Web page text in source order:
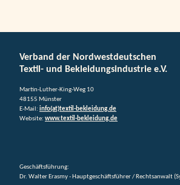
Verband der Nordwestdeutschen
Textil- und Bekleidungsindustrie e.V.
Martin-Luther-King-Weg 10
48155 Münster
E-Mail: info(at)textil-bekleidung.de
Website: www.textil-bekleidung.de
Geschäftsführung:
Dr. Walter Erasmy - Hauptgeschäftsführer / Rechtsanwalt